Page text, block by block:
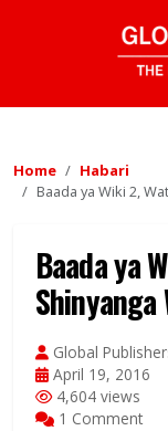
Home
Habari
Baada ya Wiki 2,
Baada ya
Global
April 19, 2016
4,604 views
1 Comment